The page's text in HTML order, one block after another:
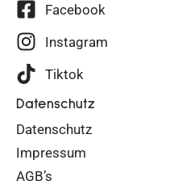
Facebook
Instagram
Tiktok
Datenschutz
Datenschutz
Impressum
AGB’s